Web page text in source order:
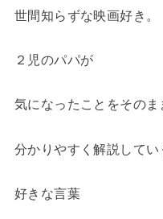
世間知らずな映画好き。
２児のパパが
気になったことをそのま
分かりやすく解説してい
好きな言葉